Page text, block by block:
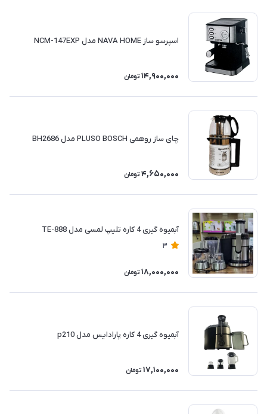
اسپرسو ساز NAVA HOME مدل NCM-147EXP
14,900,000 تومان
چای ساز روهمی PLUSO BOSCH مدل BH2686
4,650,000 تومان
آبمیوه گیری 4 کاره تلیپ لمسی مدل TE-888
3
18,000,000 تومان
آبمیوه گیری 4 کاره پارادایس مدل p210
17,100,000 تومان